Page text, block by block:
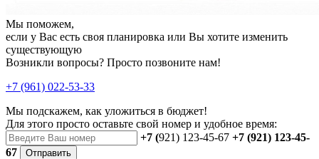
Мы поможем,
если у Вас есть своя планировка или Вы хотите изменить
существующую
Возникли вопросы? Просто позвоните нам!
+7 (961) 022-53-33
Мы подскажем, как уложиться в бюджет!
Для этого просто оставьте свой номер и удобное время:
+7 (921) 123-45-67 +7 (921) 123-45-
67
Отправить